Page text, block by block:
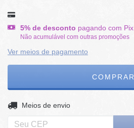
5% de desconto pagando com Pix
Não acumulável com outras promoções
Ver meios de pagamento
Entregas para o CEP:
Meios de envio